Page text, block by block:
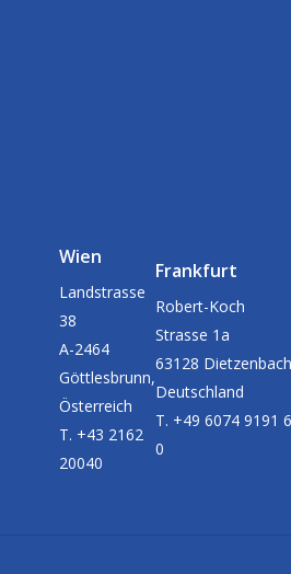
Wien
Landstrasse
38
A-2464
Göttlesbrunn,
Österreich
T. +43 2162
20040
Frankfurt
Robert-Koch
Strasse 1a
63128
Deutschland
T. +49 6074 9191 6
0